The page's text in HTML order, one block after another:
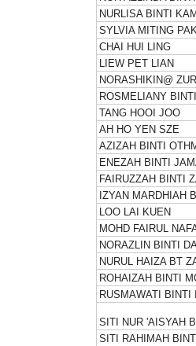
NURLISA BINTI
SYLVIA MITING
CHAI HUI LING
LIEW PET LIAN
NORASHIKIN@
ROSMELIANY
TANG HOOI JOO
AH HO YEN SZE
AZIZAH BINTI
ENEZAH BINTI
FAIRUZZAH BINTI
IZYAN MARDHIAH
LOO LAI KUEN
MOHD FAIRUL
NORAZLIN BINTI
NURUL HAIZA BT
ROHAIZAH BINTI
RUSMAWATI BINTI
SITI NUR 'AISYAH
SITI RAHIMAH